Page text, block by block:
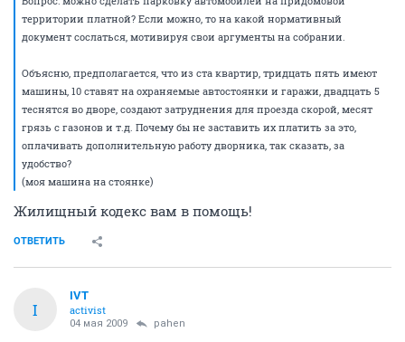
территории платной? Если можно, то на какой нормативный
документ сослаться, мотивируя свои аргументы на собрании.
Объясню, предполагается, что из ста квартир, тридцать пять имеют
машины, 10 ставят на охраняемые автостоянки и гаражи, двадцать 5
теснятся во дворе, создают затруднения для проезда скорой, месят
грязь с газонов и т.д. Почему бы не заставить их платить за это,
оплачивать дополнительную работу дворника, так сказать, за
удобство?
(моя машина на стоянке)
Жилищный кодекс вам в помощь!
ОТВЕТИТЬ
I
IVT
activist
04 мая 2009 pahen